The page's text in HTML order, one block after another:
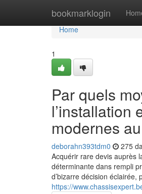
bookmarklogin
Home
Home
1
Par quels
l’installation
modernes
deborahn393tdm0 275
Acquérir rare devis auprès
déterminante dans rempli
d’bizarre décision éclairée,
https://